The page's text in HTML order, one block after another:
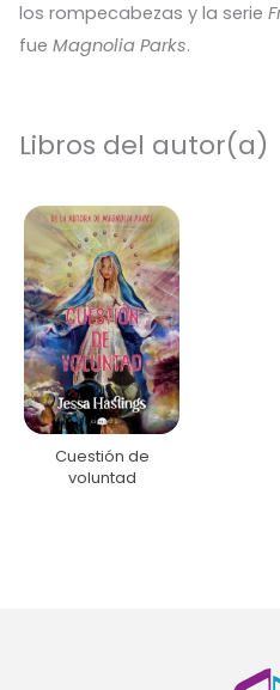
los rompecabezas y la serie
fue Magnolia Parks.
Libros del autor(a)
Cuestión de
voluntad